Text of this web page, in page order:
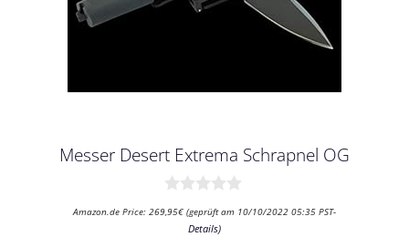
Messer Desert Extrema Schrapnel OG
v
Amazon.de Price: 269,95€ (geprüft am 10/10/2022 05:35 PST-
Details)